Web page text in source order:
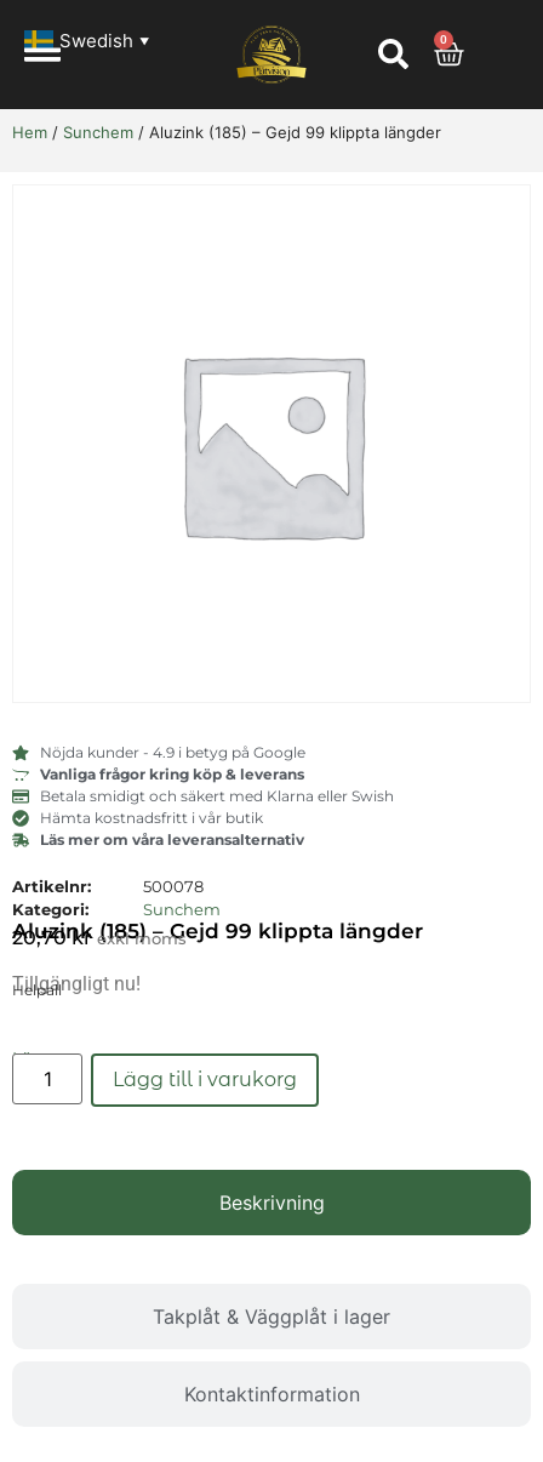
Swedish ▼ 0
Hem / Sunchem / Aluzink (185) – Gejd 99 klippta längder
Nöjda kunder - 4.9 i betyg på Google
Vanliga frågor kring köp & leverans
Betala smidigt och säkert med Klarna eller Swish
Hämta kostnadsfritt i vår butik
Läs mer om våra leveransalternativ
Artikelnr:
500078
Kategori:
Sunchem
Aluzink (185) – Gejd 99 klippta längder
20,70kr exkl moms
Tillgängligt nu!
Helpall
Läs mer
Lägg till i varukorg
Beskrivning
Takplåt & Väggplåt i lager
Kontaktinformation